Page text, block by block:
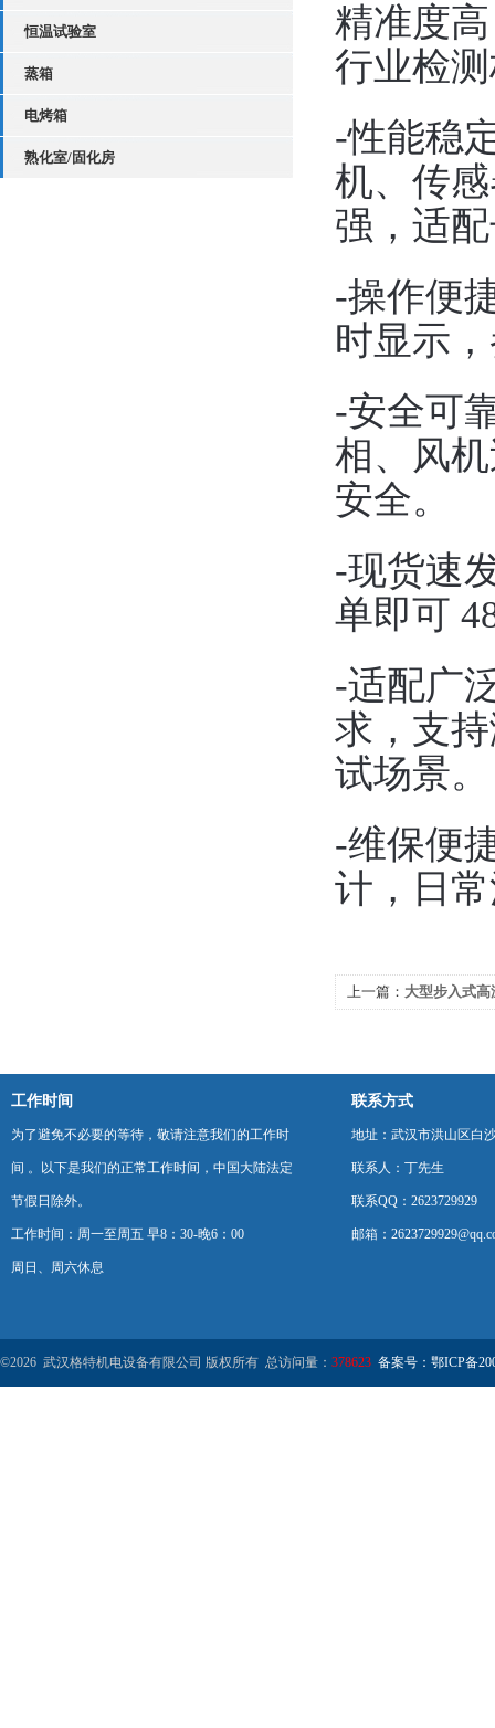
恒温试验室
蒸箱
电烤箱
熟化室/固化房
精准度
行业检
-性能稳
机、传
强，适
-操作便
时显示
-安全可
相、风
安全。
-现货速
单即可
-适配广
求，支
试场景。
-维保便
计，日
上一篇： 大型步入式
工作时间
为了避免不必要的等待，敬请注意我们的工作时
间 。以下是我们的正常工作时间，中国大陆法定
节假日除外。
工作时间：周一至周五 早8：30-晚6：00
周日、周六休息
联系方式
地址：武汉市洪山区白
联系人：丁先生
联系QQ：2623729929
邮箱：
©2026 武汉格特机电设备有限公司 版权所有 总访问量： 378623 备案号：鄂ICP备